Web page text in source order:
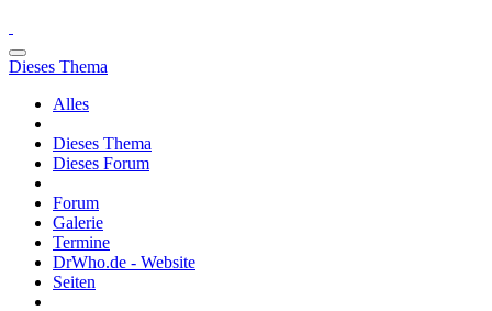
Dieses Thema
Alles
Dieses Thema
Dieses Forum
Forum
Galerie
Termine
DrWho.de - Website
Seiten